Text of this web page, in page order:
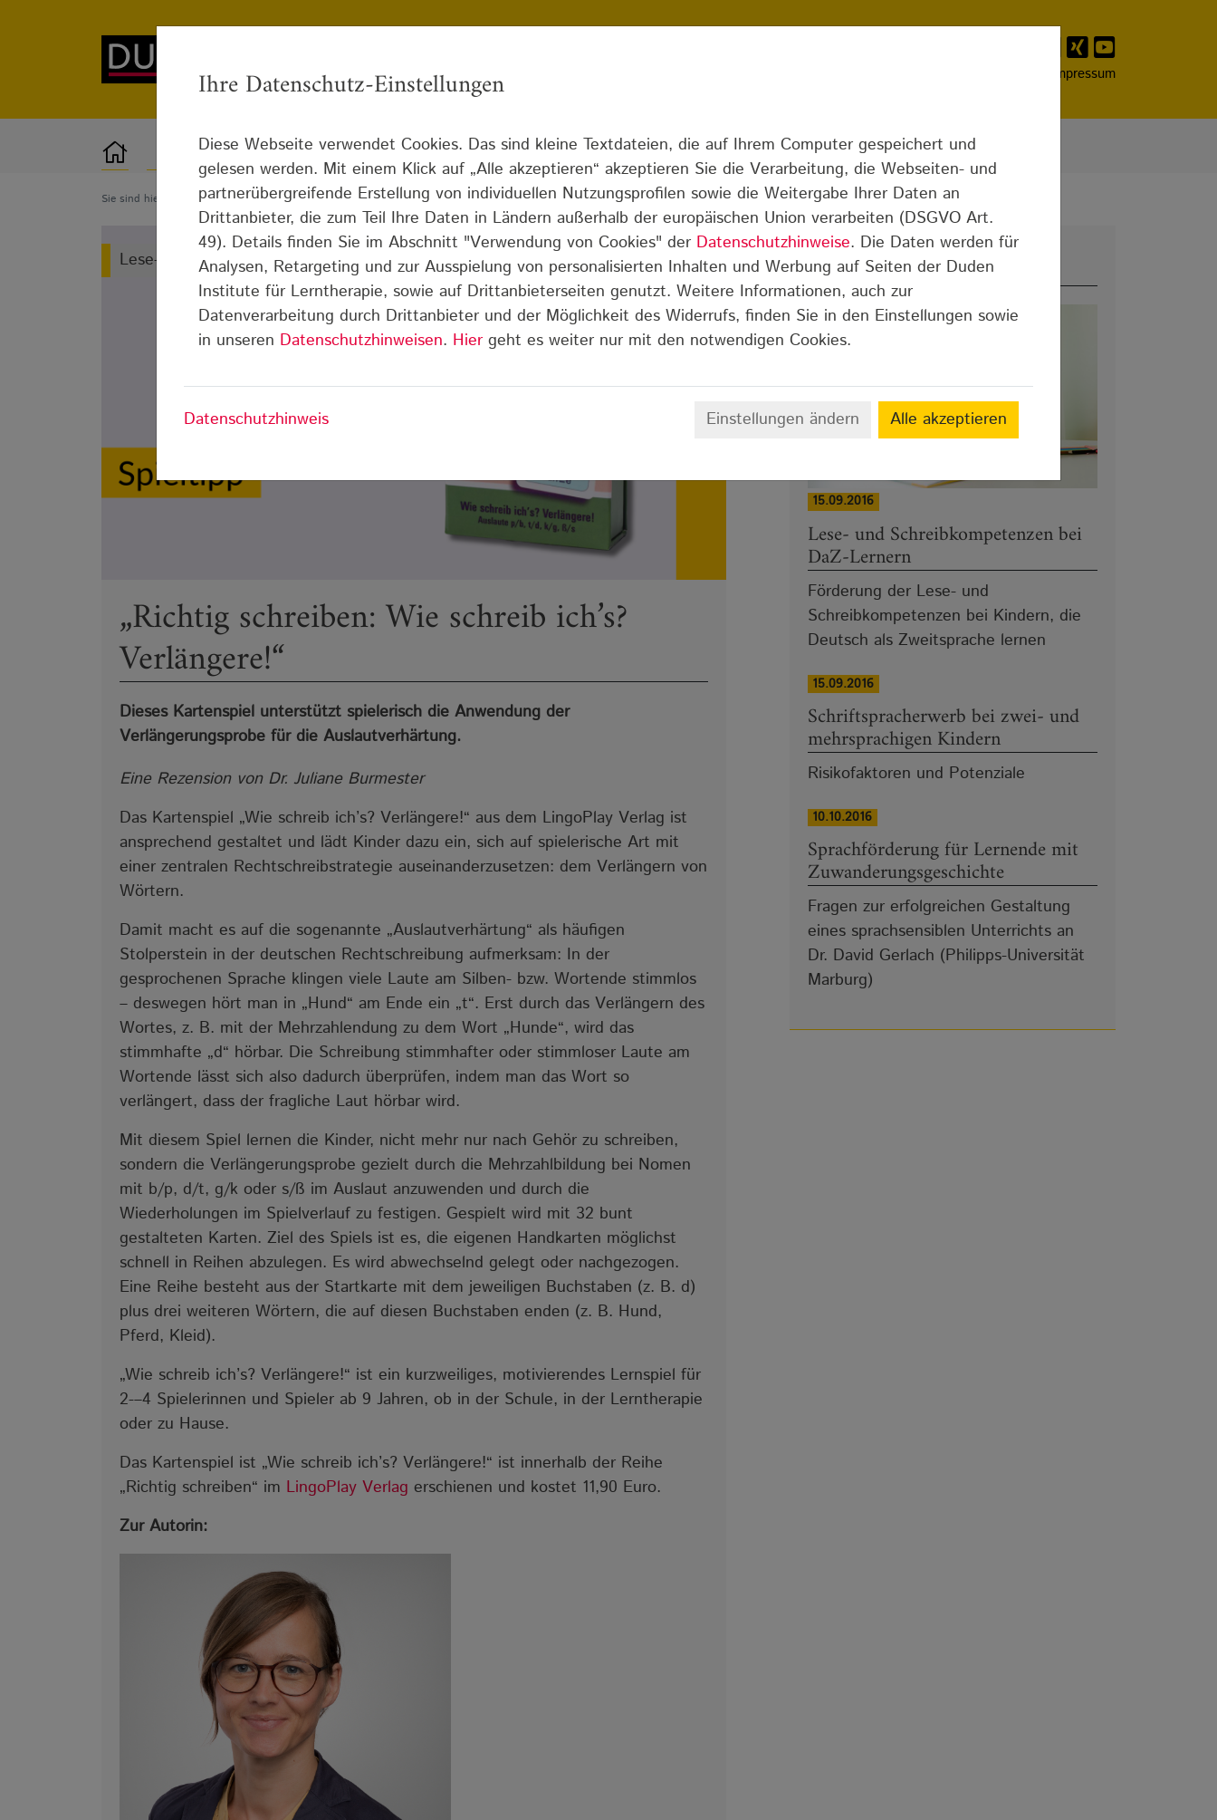
Impressum
Lerntherapie Standorte Infothek Blog Über uns Karriere
Sie sind hier: Lese-Rechtschreib-Schwäche Lese-Rechtschreib-Schwäche Detail
Lese-Rechtschreib-Schwäche
„Richtig schreiben: Wie schreib ich’s?
Verlängere!“
Dieses Kartenspiel unterstützt spielerisch die Anwendung der
Verlängerungsprobe für die Auslautverhärtung.
Eine Rezension von Dr. Juliane Burmester
Das Kartenspiel „Wie schreib ich’s? Verlängere!“ aus dem LingoPlay Verlag ist
ansprechend gestaltet und lädt Kinder dazu ein, sich auf spielerische Art mit
einer zentralen Rechtschreibstrategie auseinanderzusetzen: dem Verlängern von
Wörtern.
Damit macht es auf die sogenannte „Auslautverhärtung“ als häufigen
Stolperstein in der deutschen Rechtschreibung aufmerksam: In der
gesprochenen Sprache klingen viele Laute am Silben- bzw. Wortende stimmlos
– deswegen hört man in „Hund“ am Ende ein „t“. Erst durch das Verlängern des
Wortes, z. B. mit der Mehrzahlendung zu dem Wort „Hunde“, wird das
stimmhafte „d“ hörbar. Die Schreibung stimmhafter oder stimmloser Laute am
Wortende lässt sich also dadurch überprüfen, indem man das Wort so
verlängert, dass der fragliche Laut hörbar wird.
Mit diesem Spiel lernen die Kinder, nicht mehr nur nach Gehör zu schreiben,
sondern die Verlängerungsprobe gezielt durch die Mehrzahlbildung bei Nomen
mit b/p, d/t, g/k oder s/ß im Auslaut anzuwenden und durch die
Wiederholungen im Spielverlauf zu festigen. Gespielt wird mit 32 bunt
gestalteten Karten. Ziel des Spiels ist es, die eigenen Handkarten möglichst
schnell in Reihen abzulegen. Es wird abwechselnd gelegt oder nachgezogen.
Eine Reihe besteht aus der Startkarte mit dem jeweiligen Buchstaben (z. B. d)
plus drei weiteren Wörtern, die auf diesen Buchstaben enden (z. B. Hund,
Pferd, Kleid).
„Wie schreib ich’s? Verlängere!“ ist ein kurzweiliges, motivierendes Lernspiel für
2-–4 Spielerinnen und Spieler ab 9 Jahren, ob in der Schule, in der Lerntherapie
oder zu Hause.
Das Kartenspiel ist „Wie schreib ich’s? Verlängere!“ ist innerhalb der Reihe
„Richtig schreiben“ im LingoPlay Verlag erschienen und kostet 11,90 Euro.
Zur Autorin:
Meist gelesen
15.09.2016
Lese- und Schreibkompetenzen bei
DaZ-Lernern
Förderung der Lese- und
Schreibkompetenzen bei Kindern, die
Deutsch als Zweitsprache lernen
15.09.2016
Schriftspracherwerb bei zwei- und
mehrsprachigen Kindern
Risikofaktoren und Potenziale
10.10.2016
Sprachförderung für Lernende mit
Zuwanderungsgeschichte
Fragen zur erfolgreichen Gestaltung
eines sprachsensiblen Unterrichts an
Dr. David Gerlach (Philipps-Universität
Marburg)
Ihre Datenschutz-Einstellungen
Diese Webseite verwendet Cookies. Das sind kleine Textdateien, die auf Ihrem Computer gespeichert und
gelesen werden. Mit einem Klick auf „Alle akzeptieren“ akzeptieren Sie die Verarbeitung, die Webseiten- und
partnerübergreifende Erstellung von individuellen Nutzungsprofilen sowie die Weitergabe Ihrer Daten an
Drittanbieter, die zum Teil Ihre Daten in Ländern außerhalb der europäischen Union verarbeiten (DSGVO Art.
49). Details finden Sie im Abschnitt "Verwendung von Cookies" der Datenschutzhinweise. Die Daten werden für
Analysen, Retargeting und zur Ausspielung von personalisierten Inhalten und Werbung auf Seiten der Duden
Institute für Lerntherapie, sowie auf Drittanbieterseiten genutzt. Weitere Informationen, auch zur
Datenverarbeitung durch Drittanbieter und der Möglichkeit des Widerrufs, finden Sie in den Einstellungen sowie
in unseren Datenschutzhinweisen. Hier geht es weiter nur mit den notwendigen Cookies.
Datenschutzhinweis Einstellungen ändern Alle akzeptieren